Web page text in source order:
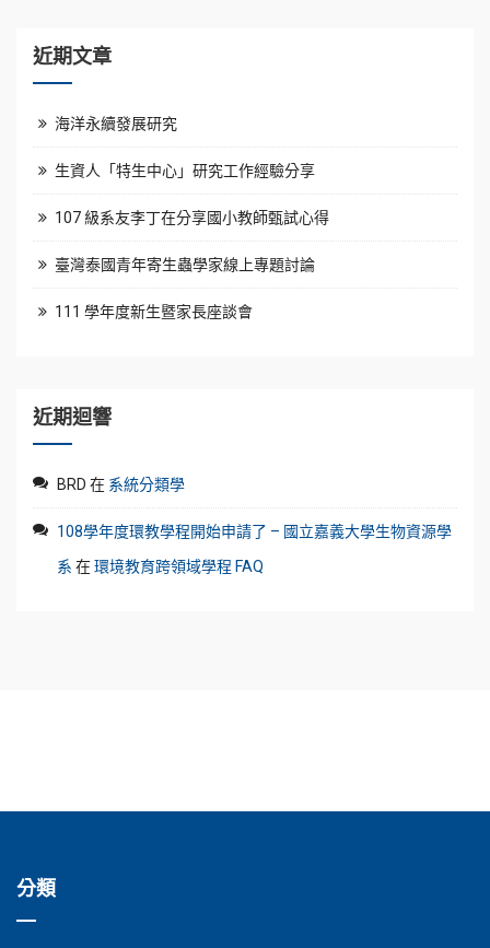
近期文章
海洋永續發展研究
生資人「特生中心」研究工作經驗分享
107 級系友李丁在分享國小教師甄試心得
臺灣泰國青年寄生蟲學家線上專題討論
111 學年度新生暨家長座談會
近期迴響
BRD 在 系統分類學
108學年度環教學程開始申請了 – 國立嘉義大學生物資源學
系 在環境教育跨領域學程 FAQ
分類